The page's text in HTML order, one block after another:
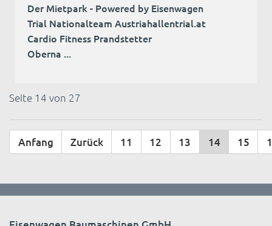
Der Mietpark - Powered by Eisenwagen
Trial Nationalteam Austriahallentrial.at
Cardio Fitness Prandstetter
Oberna ...
Seite 14 von 27
Anfang Zurück 11 12 13 14 15